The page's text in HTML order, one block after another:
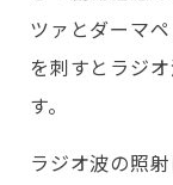
ツァとダーマ
を刺すとラジ
す。
ラジオ波の照